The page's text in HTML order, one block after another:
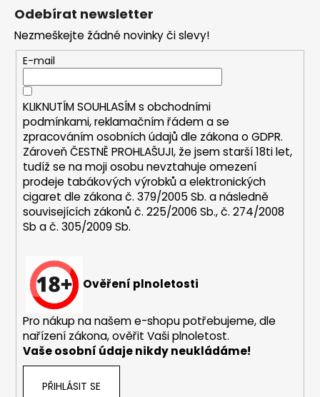
a
c
í
p
r
v
k
y
v
ý
p
i
Odebírat newsletter
Nezmeškejte žádné novinky či slevy!
E-mail
KLIKNUTÍM SOUHLASÍM s obchodními
podmínkami,reklamačním řádem a se
zpracováním osobních údajů dle zákona oGDPR.
Zároveň ČESTNĚ PROHLAŠUJI, že jsem starší 18ti let,
tudíž se na moji osobu nevztahuje omezení
prodeje tabákových výrobků a elektronických
cigaret dle zákona č. 379/2005 Sb. a následně
souvisejících zákonů č. 225/2006 Sb., č. 274/2008
Sb a č. 305/2009 Sb.
Ověření plnoletosti
Pro nákup na našem e-shopu potřebujeme, dle
nařízení zákona, ověřit Vaši plnoletost.
Vaše osobní údaje nikdy neukládáme!
PŘIHLÁSIT SE